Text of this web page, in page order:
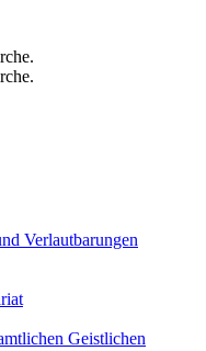
Verlautbarungen
Geistlichen